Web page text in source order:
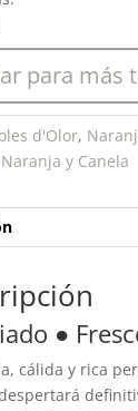
para más
d'Olor,
Naranja y Canela
●
cálida y rica